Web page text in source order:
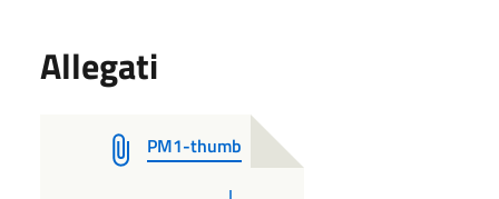
Allegati
PM1-thumb